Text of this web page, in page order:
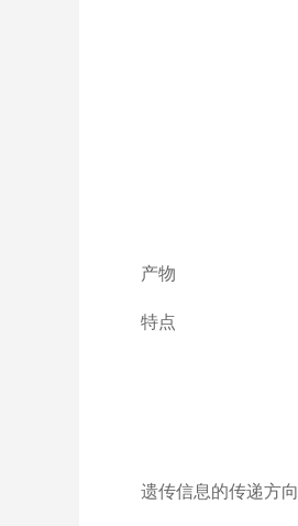
产物
特点
遗传信息的传递方向